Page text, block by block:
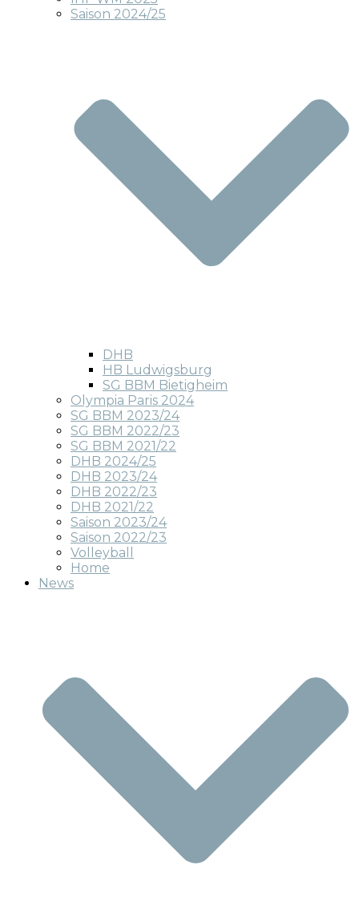
Saison 2024/25
DHB
HB Ludwigsburg
SG BBM Bietigheim
Olympia Paris 2024
SG BBM 2023/24
SG BBM 2022/23
SG BBM 2021/22
DHB 2024/25
DHB 2023/24
DHB 2022/23
DHB 2021/22
Saison 2023/24
Saison 2022/23
Volleyball
Home
News